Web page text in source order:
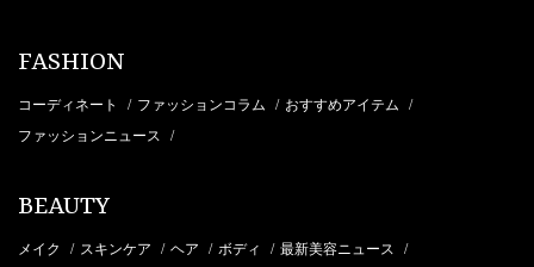
FASHION
コーディネート / ファッションコラム / おすすめアイテム /
ファッションニュース /
BEAUTY
メイク / スキンケア / ヘア / ボディ / 最新美容ニュース /